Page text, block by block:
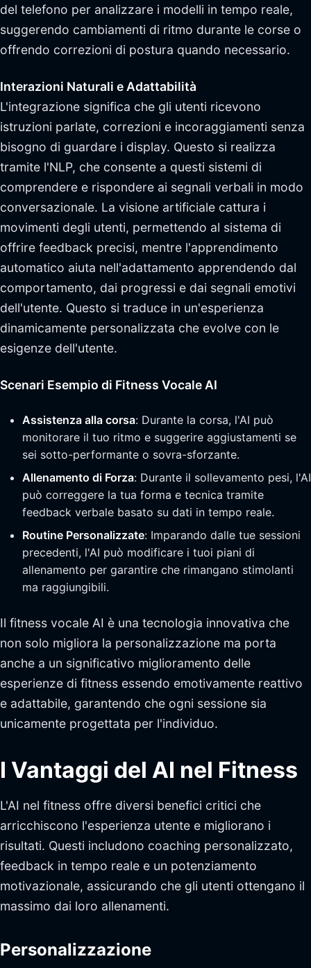
del telefono per analizzare i modelli in tempo reale,
suggerendo cambiamenti di ritmo durante le corse o
offrendo correzioni di postura quando necessario.
Interazioni Naturali e Adattabilità
L'integrazione significa che gli utenti ricevono
istruzioni parlate, correzioni e incoraggiamenti senza
bisogno di guardare i display. Questo si realizza
tramite l'NLP, che consente a questi sistemi di
comprendere e rispondere ai segnali verbali in modo
conversazionale. La visione artificiale cattura i
movimenti degli utenti, permettendo al sistema di
offrire feedback precisi, mentre l'apprendimento
automatico aiuta nell'adattamento apprendendo dal
comportamento, dai progressi e dai segnali emotivi
dell'utente. Questo si traduce in un'esperienza
dinamicamente personalizzata che evolve con le
esigenze dell'utente.
Scenari Esempio di Fitness Vocale AI
Assistenza alla corsa: Durante la corsa, l'AI può
monitorare il tuo ritmo e suggerire aggiustamenti se
sei sotto-performante o sovra-sforzante.
Allenamento di Forza: Durante il sollevamento pesi, l'AI
può correggere la tua forma e tecnica tramite
feedback verbale basato su dati in tempo reale.
Routine Personalizzate: Imparando dalle tue sessioni
precedenti, l'AI può modificare i tuoi piani di
allenamento per garantire che rimangano stimolanti
ma raggiungibili.
Il fitness vocale AI è una tecnologia innovativa che
non solo migliora la personalizzazione ma porta
anche a un significativo miglioramento delle
esperienze di fitness essendo emotivamente reattivo
e adattabile, garantendo che ogni sessione sia
unicamente progettata per l'individuo.
I Vantaggi del AI nel Fitness
L'AI nel fitness offre diversi benefici critici che
arricchiscono l'esperienza utente e migliorano i
risultati. Questi includono coaching personalizzato,
feedback in tempo reale e un potenziamento
motivazionale, assicurando che gli utenti ottengano il
massimo dai loro allenamenti.
Personalizzazione